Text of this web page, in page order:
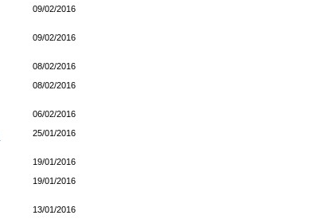
09/02/2016
09/02/2016
08/02/2016
08/02/2016
06/02/2016
25/01/2016
19/01/2016
19/01/2016
13/01/2016